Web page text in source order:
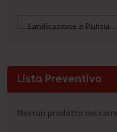
Sanificazione e Pulizia
Lista Preventivo
Nessun prodotto nel